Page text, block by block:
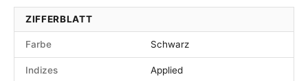
ZIFFERBLATT
Farbe Schwarz
Indizes Applied